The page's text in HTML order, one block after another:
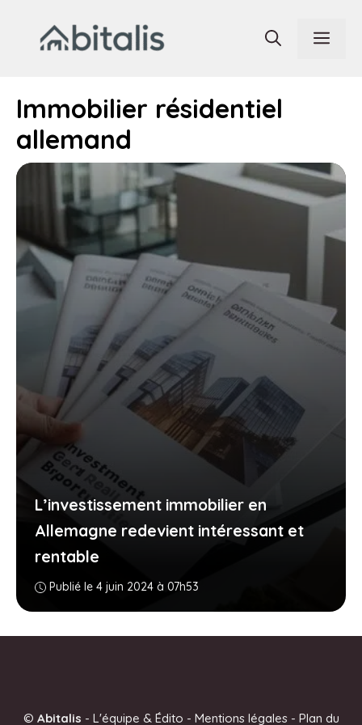
contenu
Immobilier résidentiel
allemand
L’investissement immobilier en
Allemagne redevient intéressant et
rentable
Publié le 4 juin 2024 à 07h53
© Abitalis - L'équipe & Édito - Mentions légales- Plan du